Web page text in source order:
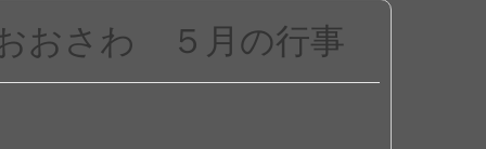
おさわ ５月の行事